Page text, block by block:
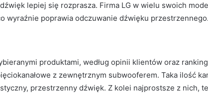
lepiej się rozprasza. Firma LG w wielu swoich
wyraźnie poprawia odczuwanie dźwięku przestrzennego.
produktami, według opinii klientów oraz
z zewnętrznym subwooferem. Taka ilość
przestrzenny dźwięk. Z kolei najprostsze z nich,